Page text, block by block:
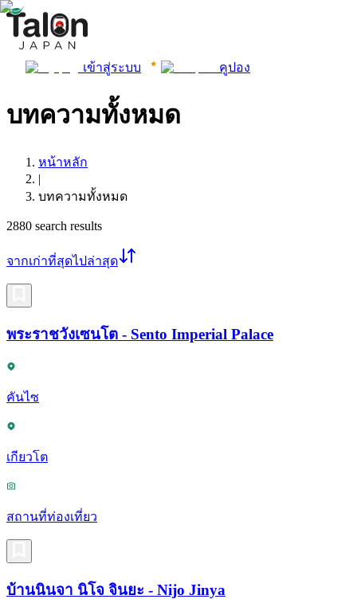
เข้าสู่ระบบ คูปอง
บทความทั้งหมด
หน้าหลัก
|
บทความทั้งหมด
2880 search results
จากเก่าที่สุดไปล่าสุด
พระราชวังเซนโต - Sento Imperial Palace
คันไซ
เกียวโต
สถานที่ท่องเที่ยว
บ้านนินจา นิโจ จินยะ - Nijo Jinya